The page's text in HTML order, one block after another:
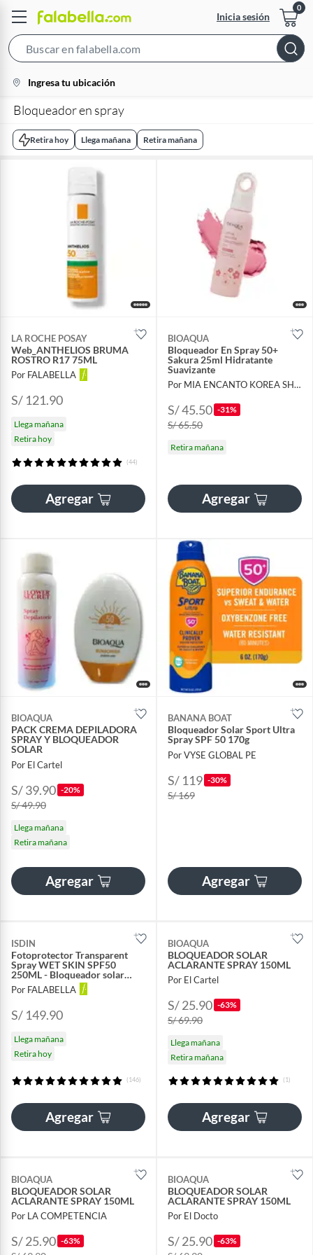
Inicia sesión
Bar
location-
icon
Ingresa tu ubicación
Bloqueador en spray
Retira hoy Llega mañana Retira mañana
LA ROCHE POSAY
Web_ANTHELIOS BRUMA
ROSTRO R17 75ML
Por FALABELLA
S/ 121.90
Llega mañana
Retira hoy
(44)
Agregar
BIOAQUA
Bloqueador En Spray 50+
Sakura 25ml Hidratante
Suavizante
Por MIA ENCANTO KOREA SHOP
S/ 45.50 -31%
S/ 65.50
Retira mañana
Agregar
BIOAQUA
PACK CREMA DEPILADORA
SPRAY Y BLOQUEADOR
SOLAR
Por El Cartel
S/ 39.90 -20%
S/ 49.90
Llega mañana
Retira mañana
Agregar
BANANA BOAT
Bloqueador Solar Sport Ultra
Spray SPF 50 170g
Por VYSE GLOBAL PE
S/ 119 -30%
S/ 169
Agregar
ISDIN
Fotoprotector Transparent
Spray WET SKIN SPF50
250ML - Bloqueador solar
corporal
Por FALABELLA
S/ 149.90
Llega mañana
Retira hoy
(146)
Agregar
BIOAQUA
BLOQUEADOR SOLAR
ACLARANTE SPRAY 150ML
Por El Cartel
S/ 25.90 -63%
S/ 69.90
Llega mañana
Retira mañana
(1)
Agregar
BIOAQUA
BLOQUEADOR SOLAR
ACLARANTE SPRAY 150ML
Por LA COMPETENCIA
S/ 25.90 -63%
BIOAQUA
BLOQUEADOR SOLAR
ACLARANTE SPRAY 150ML
Por El Docto
S/ 25.90 -63%